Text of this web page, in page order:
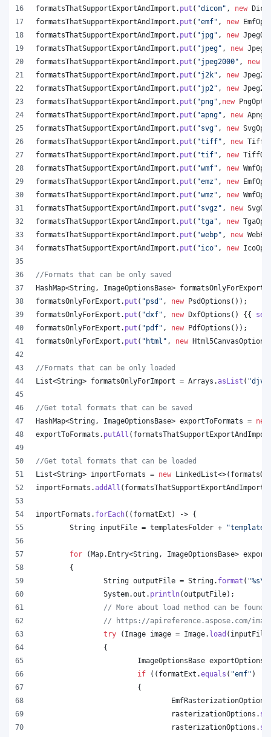
formatsThatSupportExportAndImport . put ( "dicom" , new
formatsThatSupportExportAndImport . put ( "emf" , new
formatsThatSupportExportAndImport . put ( "jpg" , new
formatsThatSupportExportAndImport . put ( "jpeg" , new
formatsThatSupportExportAndImport . put ( "jpeg2000" , new
formatsThatSupportExportAndImport . put ( "j2k" , new
formatsThatSupportExportAndImport . put ( "jp2" , new
formatsThatSupportExportAndImport . put ( "png" , new
formatsThatSupportExportAndImport . put ( "apng" , new
formatsThatSupportExportAndImport . put ( "svg" , new
formatsThatSupportExportAndImport . put ( "tiff" , new
formatsThatSupportExportAndImport . put ( "tif" , new
formatsThatSupportExportAndImport . put ( "wmf" , new
formatsThatSupportExportAndImport . put ( "emz" , new
formatsThatSupportExportAndImport . put ( "wmz" , new
formatsThatSupportExportAndImport . put ( "svgz" , new
formatsThatSupportExportAndImport . put ( "tga" , new
formatsThatSupportExportAndImport . put ( "webp" , new
formatsThatSupportExportAndImport . put ( "ico" , new
//Formats that can be only saved
HashMap<String , ImageOptionsBase> formatsOnlyForExport
formatsOnlyForExport . put ( "psd" , new PsdOptions ());
formatsOnlyForExport . put ( "dxf" , new DxfOptions () {{
formatsOnlyForExport . put ( "pdf" , new PdfOptions ());
formatsOnlyForExport . put ( "html" , new Html5CanvasOptions
//Formats that can be only loaded
List<String> formatsOnlyForImport = Arrays .asList (
//Get total formats that can be saved
HashMap<String , ImageOptionsBase> exportToFormats = new
exportToFormats . putAll (
//Get total formats that can be loaded
List<String> importFormats = new LinkedList<>(
importFormats .addAll ( formatsThatSupportExportAndImport
importFormats . forEach(( formatExt ) -> {
String inputFile = templatesFolder +
for (Map. Entry<String , ImageOptionsBase>
	{
String outputFile = String. format ( "%s\\
System.out . println(outputFile);
// More about load method can be found
// https://apireference.aspose.com/
try ( Image image = Image. load ( inputFile
		{
ImageOptionsBase exportOptions
if (( formatExt .equals ( "emf" )
			{
EmfRasterizationOptions
rasterizationOptions .
rasterizationOptions .